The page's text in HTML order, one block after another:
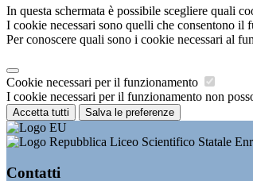
In questa schermata è possibile scegliere quali
I cookie necessari sono quelli che consentono il
Per conoscere quali sono i cookie necessari al
Cookie necessari per il funzionamento
I cookie necessari per il funzionamento non
Accetta tutti Salva le preferenze
Liceo Scientifico Statale
Contatti